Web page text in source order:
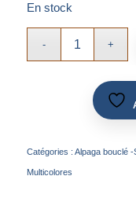
En stock
Catégories : Alpaga bouclé -
Multicolores